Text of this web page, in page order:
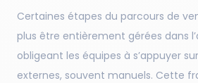
Certaines étapes du parcours de
plus être entièrement gérées dans
obligeant les équipes à s’appuyer
externes, souvent manuels. Cette